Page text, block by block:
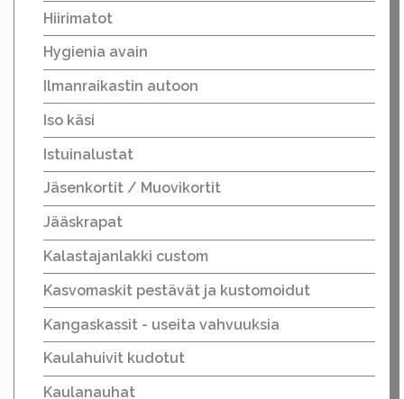
Hiirimatot
Hygienia avain
Ilmanraikastin autoon
Iso käsi
Istuinalustat
Jäsenkortit / Muovikortit
Jääskrapat
Kalastajanlakki custom
Kasvomaskit pestävät ja kustomoidut
Kangaskassit - useita vahvuuksia
Kaulahuivit kudotut
Kaulanauhat